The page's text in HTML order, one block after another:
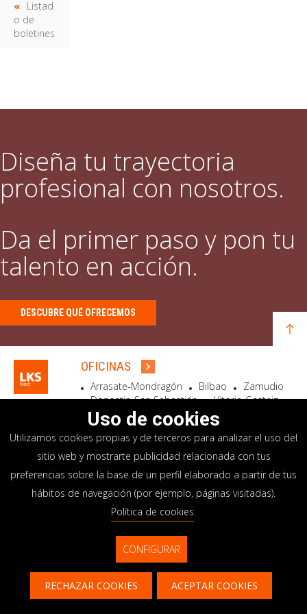
Listad
o de
boletines
Diseña tu trayectoria
profesional con nosotros.
Da el primer paso y pon tu
talento en acción.
DESCUBRE QUÉ OFRECEMOS
OFICINAS
Arrasate-Mondragón Bilbao
Zamudio
Donostia-San Sebastián
Vitoria-Gasteiz
Madrid
El Astillero Bidart
SEDE SOCIAL
Goiru, 7 Arrasate-Mondragón
CP 20500 GIPUZKOA – SPAIN
+34 900 84 14 14
info@lksnext.com
Aviso legal
Portal de privacidad
Política de cookies
Sistema interno información
Uso de cookies
Utilizamos cookies propias y de terceros para analizar el uso del
sitio web y mostrarte publicidad relacionada con tus
preferencias sobre la base de un perfil elaborado a partir de tus
hábitos de navegación (por ejemplo, páginas visitadas).
Política de cookies.
CONFIGURAR
RECHAZAR COOKIES ACEPTAR COOKIES